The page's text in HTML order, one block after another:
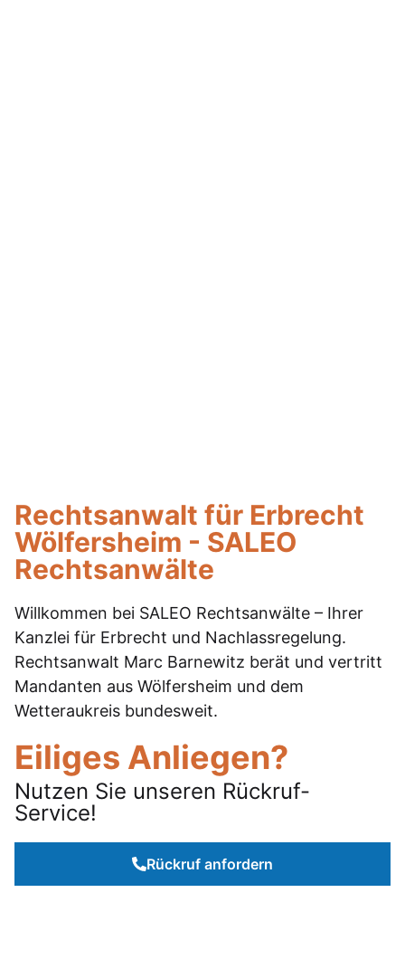
Rechtsanwalt für Erbrecht
Wölfersheim - SALEO
Rechtsanwälte
Willkommen bei SALEO Rechtsanwälte – Ihrer
Kanzlei für Erbrecht und Nachlassregelung.
Rechtsanwalt Marc Barnewitz berät und vertritt
Mandanten aus Wölfersheim und dem
Wetteraukreis bundesweit.
Eiliges Anliegen?
Nutzen Sie unseren Rückruf-
Service!
Rückruf anfordern